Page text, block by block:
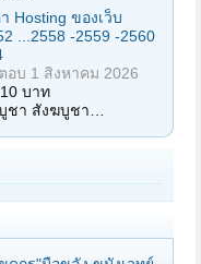
Hosting ของเว็บ
...2558 -2559 -2560
ตอบ 1 สิงหาคม 2026
บาท
ชา สังฆบูชา…